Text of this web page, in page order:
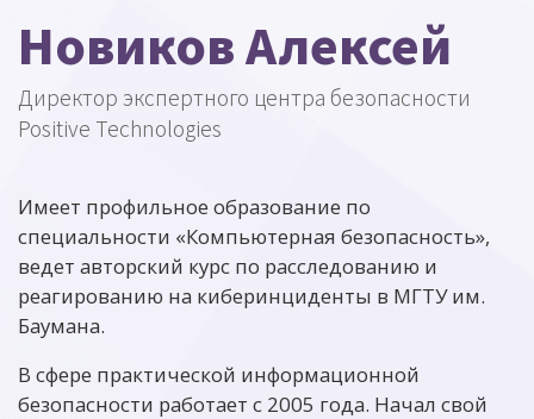
Новиков Алексей
Директор экспертного центра безопасности
Positive Technologies
Имеет профильное образование по
специальности «Компьютерная безопасность»,
ведет авторский курс по расследованию и
реагированию на киберинциденты в МГТУ им.
Баумана.
В сфере практической информационной
безопасности работает с 2005 года. Начал свой